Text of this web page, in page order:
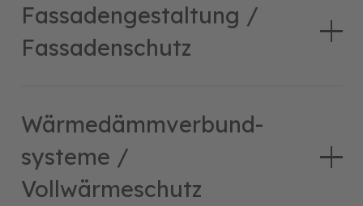
Fassadengestaltung /
Fassadenschutz
Wärmedämmver­bund­
systeme /
Vollwärmeschutz